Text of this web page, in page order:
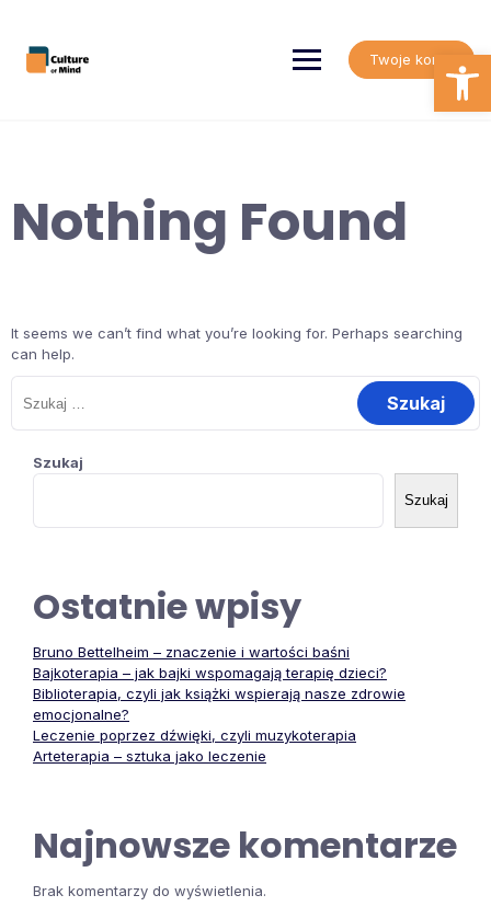
content
Twoje konto
Nothing Found
It seems we can’t find what you’re looking for. Perhaps searching
can help.
Szukaj:
Szukaj
Szukaj
Ostatnie wpisy
Bruno Bettelheim – znaczenie i wartości baśni
Bajkoterapia – jak bajki wspomagają terapię dzieci?
Biblioterapia, czyli jak książki wspierają nasze zdrowie
emocjonalne?
Leczenie poprzez dźwięki, czyli muzykoterapia
Arteterapia – sztuka jako leczenie
Najnowsze komentarze
Brak komentarzy do wyświetlenia.